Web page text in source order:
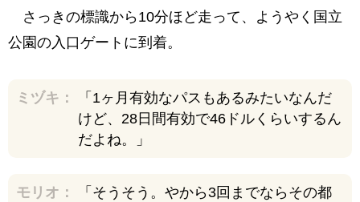
さっきの標識から10分ほど走って、ようやく国立
公園の入口ゲートに到着。
ミヅキ：
「1ヶ月有効なパスもあるみたいなんだ
けど、28日間有効で46ドルくらいするん
だよね。」
モリオ：
「そうそう。やから3回までならその都